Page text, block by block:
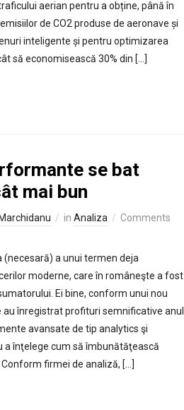
aerian pentru a obține, până în
de CO2 produse de aeronave și
inteligente și pentru optimizarea
să economisească 30% din […]
se bat
mai bun
in Analiza
Comments
a unui termen deja
moderne, care în româneşte a fost
Ei bine, conform unui nou
înregistrat profituri semnificative anul
avansate de tip analytics şi
înţelege cum să îmbunătăţească
firmei de analiză, […]